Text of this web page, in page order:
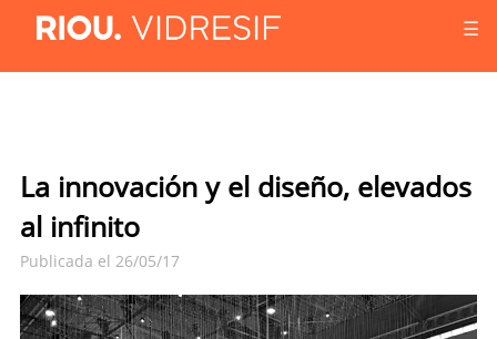
☰
La innovación y el diseño, elevados
al infinito
Publicada el 26/05/17